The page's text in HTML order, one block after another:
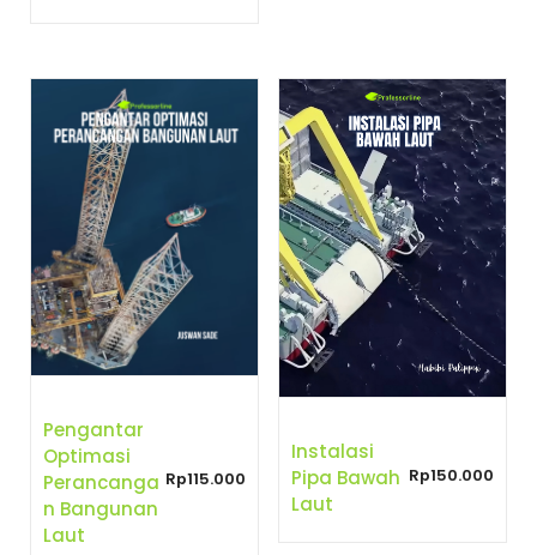
Pengantar
Optimasi
Perancanga
N Bangunan
Laut
Rp115.000
Instalasi
Pipa Bawah
Laut
Rp150.000